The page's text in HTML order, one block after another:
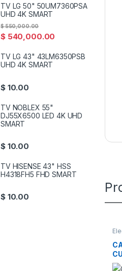
TV LG 50" 50UM7360PSA
UHD 4K SMART
$540,000.00
$550,000.00
TV LG 43" 43LM6350PSB
UHD 4K SMART
$10.00
TV NOBLEX 55"
DJ55X6500 LED 4K UHD
SMART
$10.00
TV HISENSE 43" HSS
H4318FH5 FHD SMART
$10.00